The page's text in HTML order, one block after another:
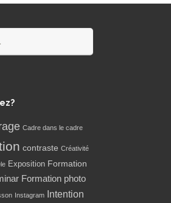
Cadre dans le cadre
contraste Créativité
Exposition Formation
Formation photo
Instagram Intention